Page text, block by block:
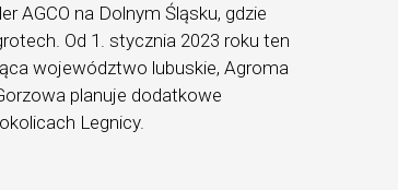
AGCO na Dolnym Śląsku, gdzie
Od 1. stycznia 2023 roku ten
województwo lubuskie, Agroma
planuje dodatkowe
Legnicy.